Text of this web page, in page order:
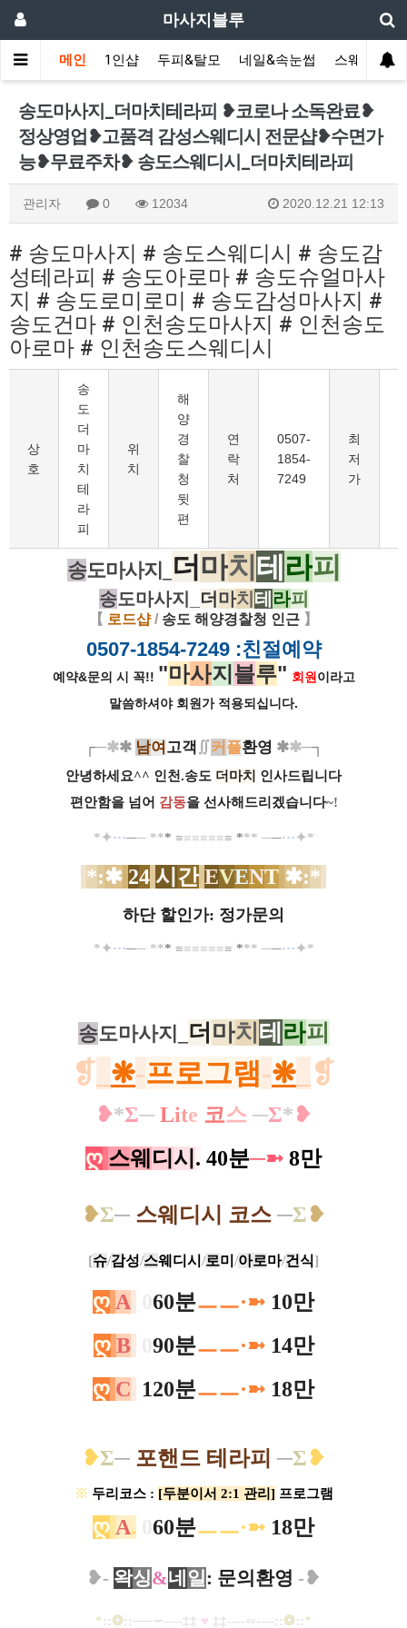
마사지블루
메인 1인샵 두피&탈모 네일&속눈썹 스웨디시(
송도마사지_더마치테라피 ❥코로나 소독완료❥
정상영업❥고품격 감성스웨디시 전문샵❥수면가
능❥무료주차❥ 송도스웨디시_더마치테라피
관리자 0 12034 2020.12.21 12:13
# 송도마사지 # 송도스웨디시 # 송도감
성테라피 # 송도아로마 # 송도슈얼마사
지 # 송도로미로미 # 송도감성마사지 #
송도건마 # 인천송도마사지 # 인천송도
아로마 # 인천송도스웨디시
상
호
송
도
더
마
치
테
라
피
위
치
해
양
경
찰
청
뒷
편
연
락
처
0507-
1854-
7249
최
저
가
송도마사지_ 더 마치 테 라피
송도마사지_ 더 마치 테 라피
【 로드샵/ 송도 해양경찰청 인근 】
0507-1854-7249:친절예약
예약&문의 시 꼭!! "마사지 블루" 회원 이라고
말씀하셔야 회원가 적용되십니다.
┌─✱✱ 남여 고객 ∬커 플환영 ✱✱─┐
안녕하세요^^ 인천.송도 더마치 인사드립니다
편안함을 넘어 감동을 선사해드리겠습니다~!
*✦···── *** ≡≡≡≡≡≡≡ *** ──···✦*
*:✱ 24 시 간 EVENT ✱:*
하단 할인가: 정가문의
*✦···── *** ≡≡≡≡≡≡≡ *** ──···✦*
송도마사지_ 더 마치 테 라피
❡ ❋-프로그램-❋ ❡
❥*Σ─ Lite 코스 ─Σ*❥
ღ 스웨 디 시 . 40분─➼ 8만​
❥Σ─ 스웨디시 코스 ─Σ❥
[슈/감성/스웨디시 /로미 /아로마/건식]
ღ A 60분ㅡㅡ·➼ 10만
ღ B. 90분ㅡㅡ·➼ 14만
ღ C 120분ㅡㅡ·➼ 18만
❥Σ─ 포핸드 테라피 ─Σ❥
※ 두리코스 : [두분이서 2:1 관리] 프로그램
ღ A. 60분ㅡㅡ·➼ 18만
​❥- 왁싱&네 일: 문의환영 -❥
*::❂::──∽----‡‡ ♥ ‡‡----∽----::❂::*